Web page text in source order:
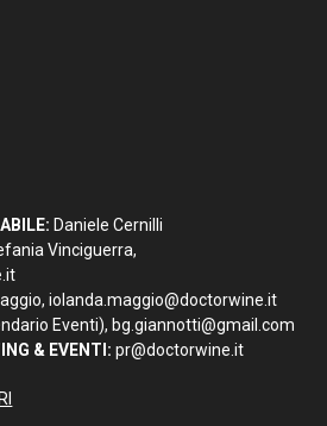
Daniele Cernilli
Vinciguerra,
iolanda.maggio@doctorwine.it
Eventi), bg.giannotti@gmail.com
& EVENTI: pr@doctorwine.it